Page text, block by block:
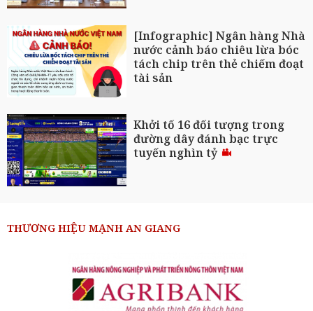
[Infographic] Ngân hàng Nhà
nước cảnh báo chiêu lừa bóc
tách chip trên thẻ chiếm đoạt
tài sản
Khởi tố 16 đối tượng trong
đường dây đánh bạc trực
tuyến nghìn tỷ
THƯƠNG HIỆU MẠNH AN GIANG